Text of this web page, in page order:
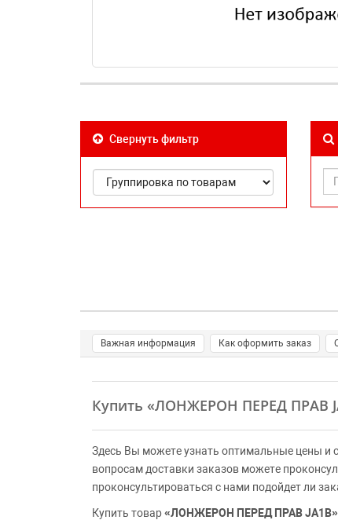
Свернуть фильтр
Важная информация Как оформить заказ
Купить «ЛОНЖЕРОН ПЕРЕД ПРАВ
Здесь Вы можете узнать оптимальные цены и
вопросам доставки заказов можете
проконсультироваться с нами подойдет ли
Купить товар«ЛОНЖЕРОН ПЕРЕД ПРАВ JA1B»